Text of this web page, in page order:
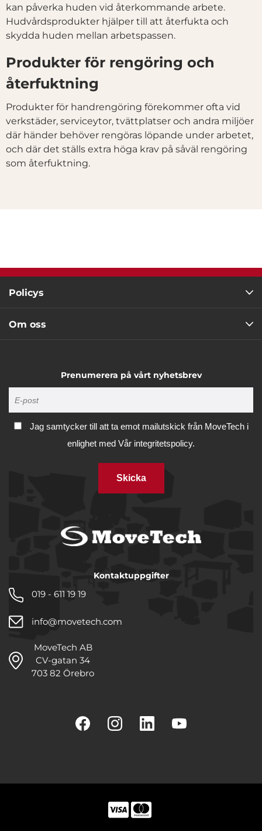
Samtyckesval
Nödvändig
Inställningar
Marknadsföring
kan påverka huden vid återkommande arbete.
Hudvårdsprodukter hjälper till att återfukta och
skydda huden mellan arbetspassen.
Produkter för rengöring och
återfuktning
Produkter för handrengöring förekommer ofta vid
verkstäder, serviceytor, tvättplatser och andra miljöer
där händer behöver rengöras löpande under arbetet,
och där det ställs extra höga krav på såväl rengöring
som återfuktning.
Policys
Om oss
Prenumerera på vårt nyhetsbrev
Jag samtycker till att ta emot mailutskick från MoveTech i
enlighet med Vår integritetspolicy.
Skicka
Kontaktuppgifter
019 - 611 19 19
info@movetech.com
MoveTech AB
CV-gatan 34
703 82 Örebro